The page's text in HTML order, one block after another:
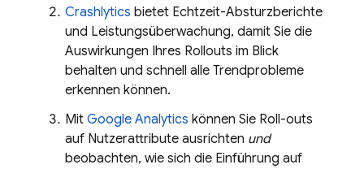
Crashlytics bietet Echtzeit-Absturzberichte
und Leistungsüberwachung, damit Sie die
Auswirkungen Ihres Rollouts im Blick
behalten und schnell alle Trendprobleme
erkennen können.
Mit Google Analytics können Sie Roll-outs
auf Nutzerattribute ausrichten und
beobachten, wie sich die Einführung auf